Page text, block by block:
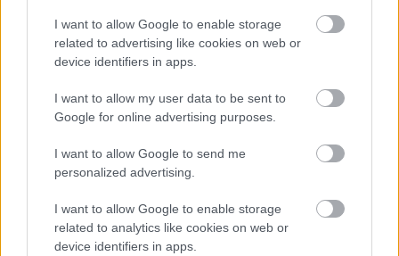
I want to allow Google to enable storage
related to advertising like cookies on web or
device identifiers in apps.
I want to allow my user data to be sent to
Google for online advertising purposes.
I want to allow Google to send me
personalized advertising.
I want to allow Google to enable storage
related to analytics like cookies on web or
device identifiers in apps.
Györgyről szóló első önálló előadását, amivel a
Fringe Fesztivál legjobb férfi előadója lett, és
elnyerte a Kaleidoszkóp Fesztivál különdíját is.
Programja időközben egy négyrészes versszínházi
előadássorozattá bővült (Faludy György, József
Attila, Radnóti Miklós, Petőfi Sándor), melyekből a
költők versein keresztül az életük is a közönség elé
Versszínház:A Versszínház a költészet és a
színművészet határvidékén született különleges
kompozíció, amely nem egyenlő a hagyományos
pódiumelőadással. A dramaturgiát az élet, a